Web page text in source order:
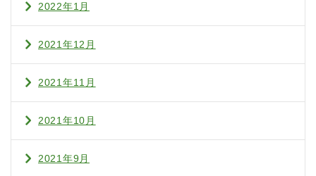
2022年1月
2021年12月
2021年11月
2021年10月
2021年9月